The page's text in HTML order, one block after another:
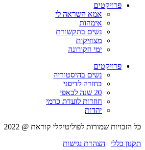
פרויקטים
אמא השראה לי
אימהות
נשים בתקשורת
מצחיקות
ימי הקורונה
פרויקטים
נשים בהיסטוריה
בחזרה לדיסני
20 שנה לבאפי
חוזרות לועדת כרמי
יהדות
כל הזכויות שמורות לפוליטיקלי קוראת @ 2022
תקנון כללי | הצהרת נגישות